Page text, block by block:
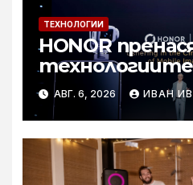
ТЕХНОЛОГИИ
HONOR
технологиите
мобилното
събитието
Technology
АВГ. 6, 2026 ИВАН